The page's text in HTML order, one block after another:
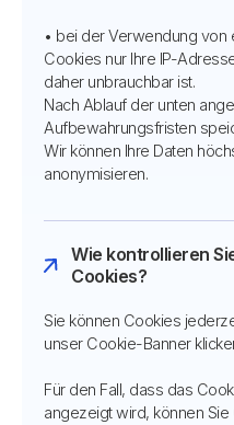
• bei der Verwendung von
Cookies nur Ihre IP-
daher unbrauchbar ist.
Nach Ablauf der unten
Aufbewahrungsfristen
Wir können Ihre Daten
anonymisieren.
Wie kontrollieren
Cookies?
Sie können Cookies
unser Cookie-Banner
Für den Fall, dass das
angezeigt wird, können